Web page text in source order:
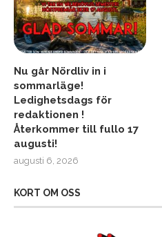
Nu går Nördliv in i
sommarläge!
Ledighetsdags för
redaktionen !
Återkommer till fullo 17
augusti!
augusti 6, 2026
KORT OM OSS